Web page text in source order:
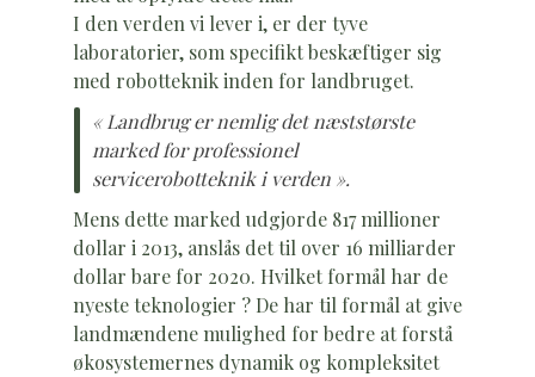
I den verden vi lever i, er der tyve
laboratorier, som specifikt beskæftiger sig
med robotteknik inden for landbruget.
« Landbrug er nemlig det næststørste
marked for professionel
servicerobotteknik i verden ».
Mens dette marked udgjorde 817 millioner
dollar i 2013, anslås det til over 16 milliarder
dollar bare for 2020. Hvilket formål har de
nyeste teknologier ? De har til formål at give
landmændene mulighed for bedre at forstå
økosystemernes dynamik og kompleksitet